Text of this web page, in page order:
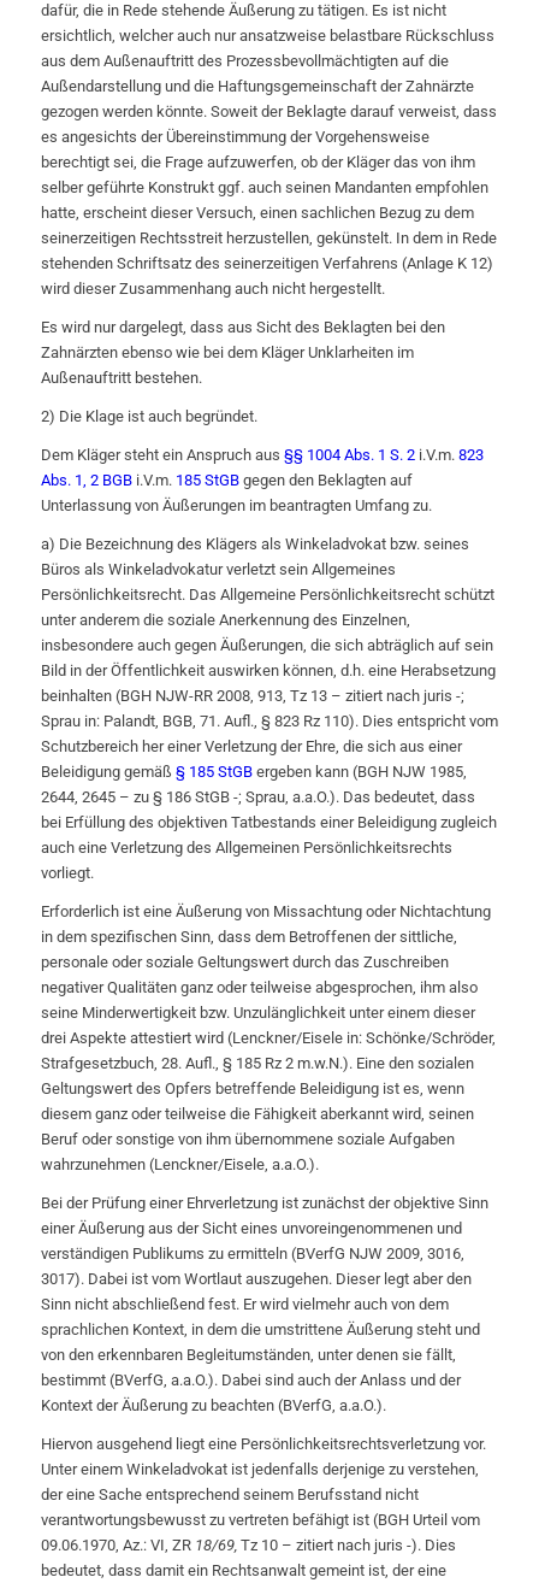
dafür, die in Rede stehende Äußerung zu tätigen. Es ist nicht
ersichtlich, welcher auch nur ansatzweise belastbare Rückschluss
aus dem Außenauftritt des Prozessbevollmächtigten auf die
Außendarstellung und die Haftungsgemeinschaft der Zahnärzte
gezogen werden könnte. Soweit der Beklagte darauf verweist, dass
es angesichts der Übereinstimmung der Vorgehensweise
berechtigt sei, die Frage aufzuwerfen, ob der Kläger das von ihm
selber geführte Konstrukt ggf. auch seinen Mandanten empfohlen
hatte, erscheint dieser Versuch, einen sachlichen Bezug zu dem
seinerzeitigen Rechtsstreit herzustellen, gekünstelt. In dem in Rede
stehenden Schriftsatz des seinerzeitigen Verfahrens (Anlage K 12)
wird dieser Zusammenhang auch nicht hergestellt.
Es wird nur dargelegt, dass aus Sicht des Beklagten bei den
Zahnärzten ebenso wie bei dem Kläger Unklarheiten im
Außenauftritt bestehen.
2) Die Klage ist auch begründet.
Dem Kläger steht ein Anspruch aus §§ 1004 Abs. 1 S. 2i.V.m. 823
Abs. 1, 2 BGBi.V.m. 185 StGBgegen den Beklagten auf
Unterlassung von Äußerungen im beantragten Umfang zu.
a) Die Bezeichnung des Klägers als Winkeladvokat bzw. seines
Büros als Winkeladvokatur verletzt sein Allgemeines
Persönlichkeitsrecht. Das Allgemeine Persönlichkeitsrecht schützt
unter anderem die soziale Anerkennung des Einzelnen,
insbesondere auch gegen Äußerungen, die sich abträglich auf sein
Bild in der Öffentlichkeit auswirken können, d.h. eine Herabsetzung
beinhalten (BGH NJW-RR 2008, 913, Tz 13 – zitiert nach juris -;
Sprau in: Palandt, BGB, 71. Aufl., § 823 Rz 110). Dies entspricht vom
Schutzbereich her einer Verletzung der Ehre, die sich aus einer
Beleidigung gemäß § 185 StGBergeben kann (BGH NJW 1985,
2644, 2645 – zu § 186 StGB -; Sprau, a.a.O.). Das bedeutet, dass
bei Erfüllung des objektiven Tatbestands einer Beleidigung zugleich
auch eine Verletzung des Allgemeinen Persönlichkeitsrechts
vorliegt.
Erforderlich ist eine Äußerung von Missachtung oder Nichtachtung
in dem spezifischen Sinn, dass dem Betroffenen der sittliche,
personale oder soziale Geltungswert durch das Zuschreiben
negativer Qualitäten ganz oder teilweise abgesprochen, ihm also
seine Minderwertigkeit bzw. Unzulänglichkeit unter einem dieser
drei Aspekte attestiert wird (Lenckner/Eisele in: Schönke/Schröder,
Strafgesetzbuch, 28. Aufl., § 185 Rz 2 m.w.N.). Eine den sozialen
Geltungswert des Opfers betreffende Beleidigung ist es, wenn
diesem ganz oder teilweise die Fähigkeit aberkannt wird, seinen
Beruf oder sonstige von ihm übernommene soziale Aufgaben
wahrzunehmen (Lenckner/Eisele, a.a.O.).
Bei der Prüfung einer Ehrverletzung ist zunächst der objektive Sinn
einer Äußerung aus der Sicht eines unvoreingenommenen und
verständigen Publikums zu ermitteln (BVerfG NJW 2009, 3016,
3017). Dabei ist vom Wortlaut auszugehen. Dieser legt aber den
Sinn nicht abschließend fest. Er wird vielmehr auch von dem
sprachlichen Kontext, in dem die umstrittene Äußerung steht und
von den erkennbaren Begleitumständen, unter denen sie fällt,
bestimmt (BVerfG, a.a.O.). Dabei sind auch der Anlass und der
Kontext der Äußerung zu beachten (BVerfG, a.a.O.).
Hiervon ausgehend liegt eine Persönlichkeitsrechtsverletzung vor.
Unter einem Winkeladvokat ist jedenfalls derjenige zu verstehen,
der eine Sache entsprechend seinem Berufsstand nicht
verantwortungsbewusst zu vertreten befähigt ist (BGH Urteil vom
09.06.1970, Az.: VI, ZR 18/69, Tz 10 – zitiert nach juris -). Dies
bedeutet, dass damit ein Rechtsanwalt gemeint ist, der eine